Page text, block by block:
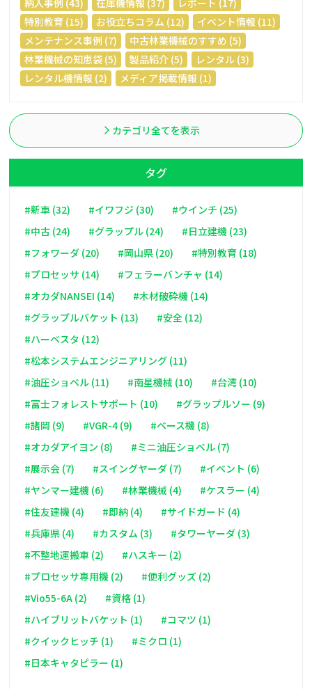
特別教育 (15)
お役立ちコラム (12)
イベント情報 (11)
メンテナンス事例 (7)
中古林業機械のすすめ (5)
林業機械の知恵袋 (5)
製品紹介 (5)
レンタル (3)
レンタル機情報 (2)
メディア掲載情報 (1)
カテゴリ全てを表示
タグ
#新車 (32) #イワフジ (30)
#ウインチ (25)
#中古 (24)
#グラップル (24)
#日立建機 (23)
#フォワーダ (20)
#岡山県 (20)
#特別教育 (18)
#プロセッサ (14)
#フェラーバンチャ (14)
#オカダNANSEI (14)
#木材破砕機 (14)
#グラップルバケット (13)
#安全 (12)
#ハーベスタ (12)
#松本システムエンジニアリング (11)
#油圧ショベル (11)
#南星機械 (10)
#台湾 (10)
#富士フォレストサポート (10)
#グラップルソー (9)
#諸岡 (9)
#VGR-4 (9)
#ベース機 (8)
#オカダアイヨン (8)
#ミニ油圧ショベル (7)
#展示会 (7)
#スイングヤーダ (7)
#イベント (6)
#ヤンマー建機 (6)
#林業機械 (4)
#ケスラー (4)
#住友建機 (4)
#即納 (4)
#サイドガード (4)
#兵庫県 (4)
#カスタム (3)
#タワーヤーダ (3)
#不整地運搬車 (2)
#ハスキー (2)
#プロセッサ専用機 (2)
#便利グッズ (2)
#Vio55-6A (2)
#資格 (1)
#ハイブリットバケット (1)
#コマツ (1)
#クイックヒッチ (1)
#ミクロ (1)
#日本キャタピラー (1)